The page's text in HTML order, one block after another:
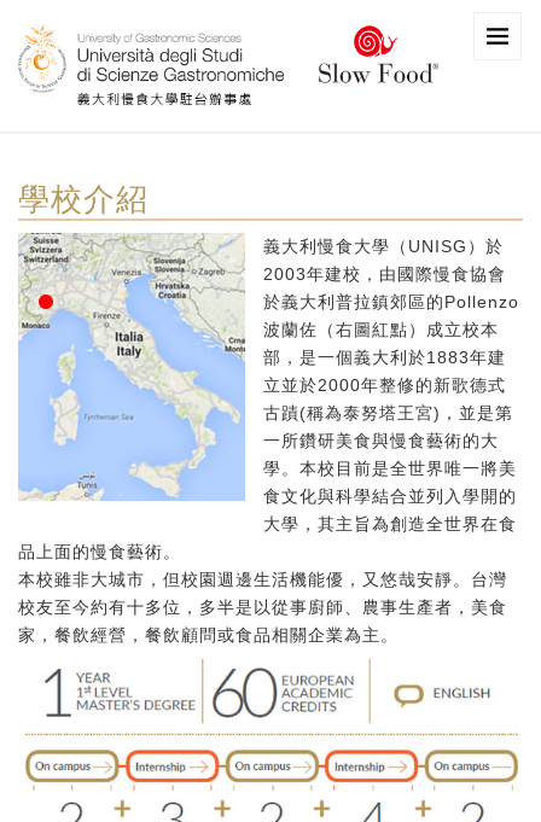
學校介紹
義大利慢食大學（UNISG）於
2003年建校，由國際慢食協會
於義大利普拉鎮郊區的Pollenzo
波蘭佐（右圖紅點）成立校本
部，是一個義大利於1883年建
立並於2000年整修的新歌德式
古蹟(稱為泰努塔王宮)，並是第
一所鑽研美食與慢食藝術的大
學。本校目前是全世界唯一將美
食文化與科學結合並列入學開的
大學，其主旨為創造全世界在食
品上面的慢食藝術。
本校雖非大城市，但校園週邊生活機能優，又悠哉安靜。台灣
校友至今約有十多位，多半是以從事廚師、農事生產者，美食
家，餐飲經營，餐飲顧問或食品相關企業為主。